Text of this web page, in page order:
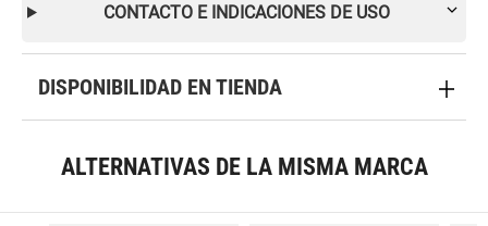
CONTACTO E INDICACIONES DE USO
DISPONIBILIDAD EN TIENDA
ALTERNATIVAS DE LA MISMA MARCA